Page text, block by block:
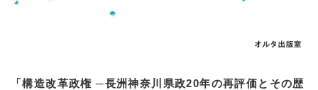
「構造改革政権 ─長洲神奈川県政20年の再評価とその歴